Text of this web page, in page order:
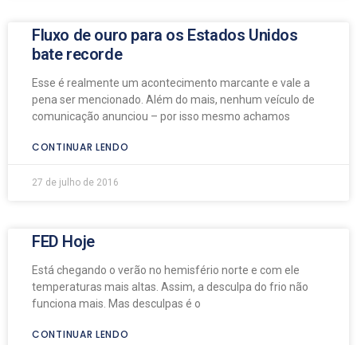
Fluxo de ouro para os Estados Unidos
bate recorde
Esse é realmente um acontecimento marcante e vale a
pena ser mencionado. Além do mais, nenhum veículo de
comunicação anunciou – por isso mesmo achamos
CONTINUAR LENDO
27 de julho de 2016
FED Hoje
Está chegando o verão no hemisfério norte e com ele
temperaturas mais altas. Assim, a desculpa do frio não
funciona mais. Mas desculpas é o
CONTINUAR LENDO